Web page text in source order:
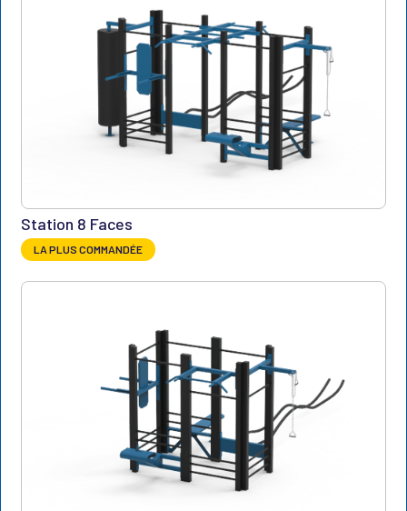
Station 8 Faces
LA PLUS COMMANDÉE